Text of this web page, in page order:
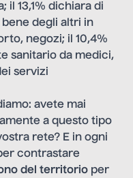
il 13,1% dichiara di
degli altri in
negozi; il 10,4%
sanitario da medici,
servizi
avete mai
a questo tipo
rete? E in ogni
contrastare
del territorio per